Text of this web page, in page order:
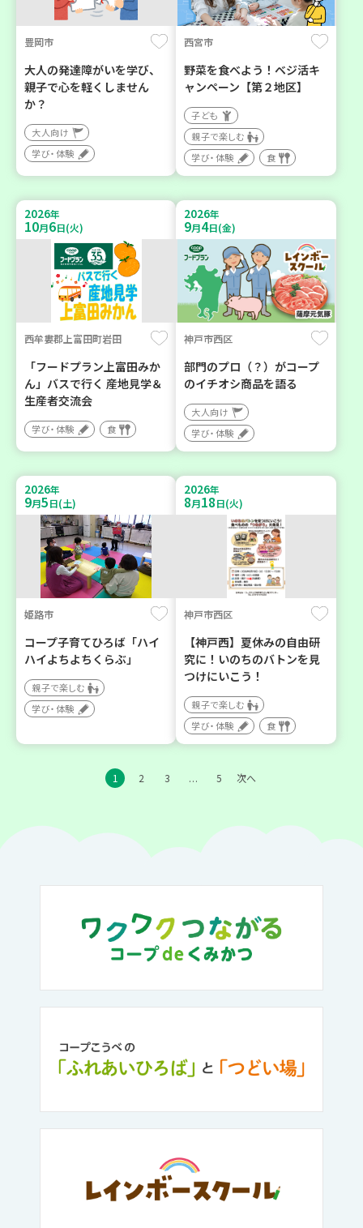
豊岡市
大人の発達障がいを学び、
親子で心を軽くしません
か？
大人向け
学び・体験
西宮市
野菜を食べよう！ベジ活キ
ャンペーン【第２地区】
子ども
親子で楽しむ
学び・体験
食
2026年
10月6日(火)
西牟婁郡上富田町岩田
「フードプラン上富田みか
ん」バスで行く 産地見学＆
生産者交流会
学び・体験 食
2026年
9月4日(金)
神戸市西区
部門のプロ（？）がコープ
のイチオシ商品を語る
大人向け
学び・体験
2026年
9月5日(土)
姫路市
コープ子育てひろば「ハイ
ハイよちよちくらぶ」
親子で楽しむ
学び・体験
2026年
8月18日(火)
神戸市西区
【神戸西】夏休みの自由研
究に！いのちのバトンを見
つけにいこう！
親子で楽しむ
学び・体験
食
1 2 3 … 5 次へ